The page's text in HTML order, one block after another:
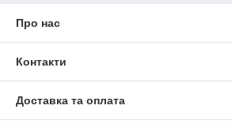
Про нас
Контакти
Доставка та оплата